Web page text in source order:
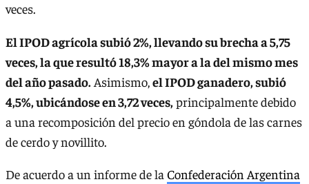
veces.
El IPOD agrícola subió 2%, llevando su brecha a 5,75
veces, la que resultó 18,3% mayor a la del mismo mes
del año pasado. Asimismo,el IPOD ganadero, subió
4,5%, ubicándose en 3,72 veces,principalmente debido
a una recomposición del precio en góndola de las carnes
de cerdo y novillito.
De acuerdo a un informe de la Confederación Argentina